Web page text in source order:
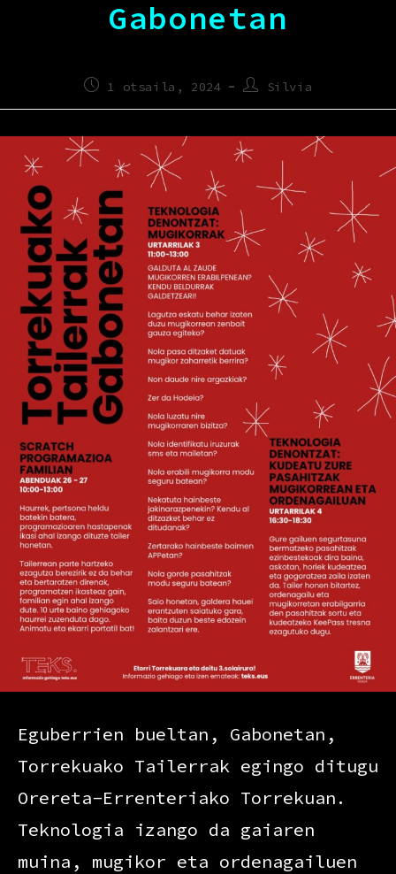
Gabonetan
1 otsaila, 2024 Silvia
Eguberrien bueltan, Gabonetan,
Torrekuako Tailerrak egingo ditugu
Orereta-Errenteriako Torrekuan.
Teknologia izango da gaiaren
muina, mugikor eta ordenagailuen